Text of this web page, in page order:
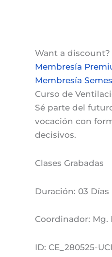
Want a
Membresía
Membresía
Curso de
Sé parte del
vocación con
decisivos.
Clases Grabadas
Duración: 03 Días
Coordinador: Mg.
ID: CE_280525-